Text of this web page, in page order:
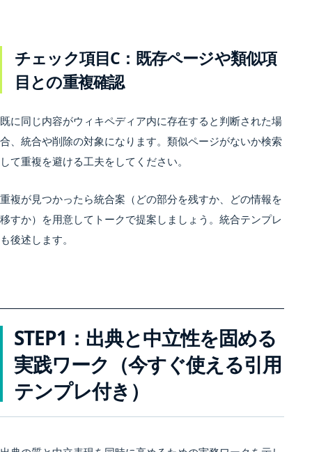
チェック項目C：既存ページや類似項
目との重複確認
既に同じ内容がウィキペディア内に存在すると判断された場
合、統合や削除の対象になります。類似ページがないか検索
して重複を避ける工夫をしてください。
重複が見つかったら統合案（どの部分を残すか、どの情報を
移すか）を用意してトークで提案しましょう。統合テンプレ
も後述します。
STEP1：出典と中立性を固める
実践ワーク（今すぐ使える引用
テンプレ付き）